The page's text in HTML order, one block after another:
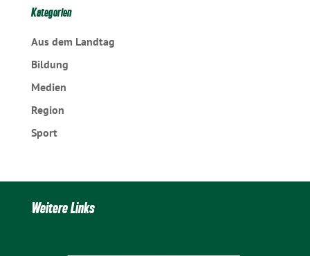
Kategorien
Aus dem Landtag
Bildung
Medien
Region
Sport
Weitere Links